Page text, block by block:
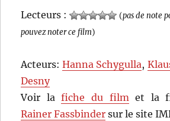
Lecteurs : (pas de note
pouvez noter ce film)
Acteurs:Hanna Schygulla,
Desny
Voir lafiche du film et la
Rainer Fassbinder sur le site